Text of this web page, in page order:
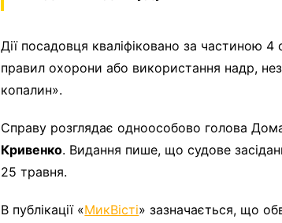
Дії посадовця кваліфіковано за частиною
правил охорони або використання надр,
копалин».
Справу розглядає одноособово голова
Кривенко. Видання пише, що судове
25 травня.
В публікації «МикВісті» зазначається, що